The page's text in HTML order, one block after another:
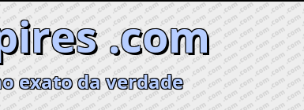
.com
exato da verdade